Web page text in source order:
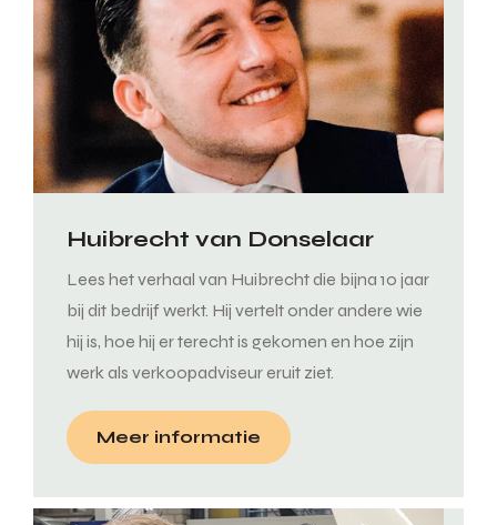
Huibrecht van Donselaar
Lees het verhaal van Huibrecht die bijna 10 jaar
bij dit bedrijf werkt. Hij vertelt onder andere wie
hij is, hoe hij er terecht is gekomen en hoe zijn
werk als verkoopadviseur eruit ziet.
Meer informatie